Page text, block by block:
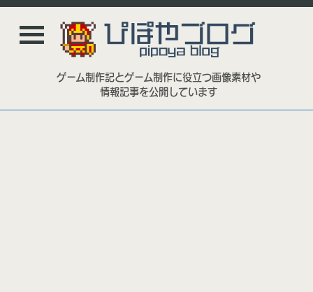
ゲーム制作記とゲーム制作に役立つ画像素材や
情報記事を公開しています